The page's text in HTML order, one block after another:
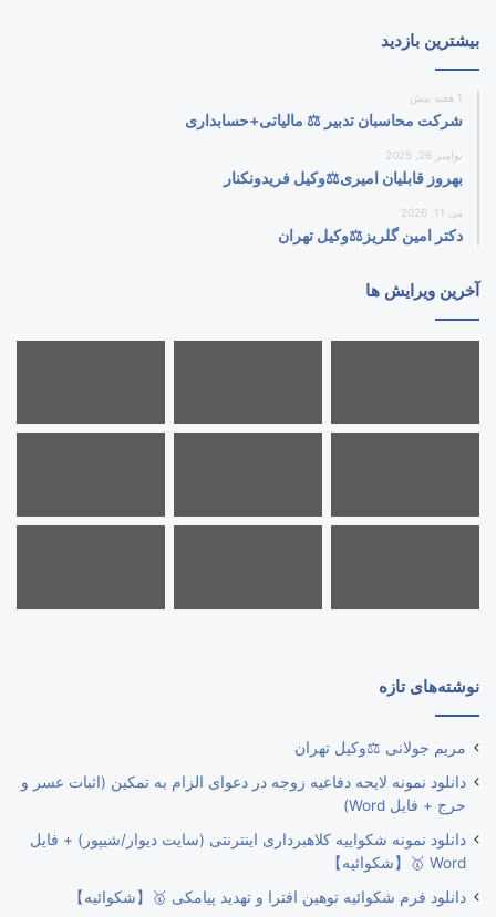
بیشترین بازدید
1 هفته پیش
شرکت محاسبان تدبیر ⚖️ مالیاتی+حسابداری
نوامبر 26, 2025
بهروز قابلیان امیری⚖️وکیل فریدونکنار
می 11, 2026
دکتر امین گلریز⚖️وکیل تهران
آخرین ویرایش ها
نوشته‌های تازه
مریم جولانی ⚖️وکیل تهران
دانلود نمونه لایحه دفاعیه زوجه در دعوای الزام به تمکین (اثبات عسر و
حرج + فایل Word)
دانلود نمونه شکواییه کلاهبرداری اینترنتی (سایت دیوار/شیپور) + فایل
Word 🥇【شکوائیه】
دانلود فرم شکوائیه توهین افترا و تهدید پیامکی 🥇【شکوائیه】